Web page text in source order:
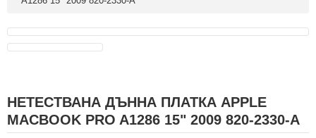
НЕТЕСТВАНА ДЪННА ПЛАТКА APPLE
MACBOOK PRO A1286 15" 2009 820-2330-A